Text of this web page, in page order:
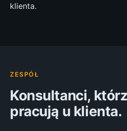
klienta.
ZESPÓŁ
Konsultanci,
pracują u klienta.